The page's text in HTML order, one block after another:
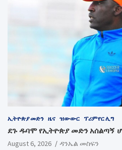
ኢትዮጵያ መድን ዜና ዝውውር ፕሪምየር ሊግ
ደጉ ዱባሞ የኢትዮጵያ መድን አሰልጣኝ
August 6, 2026 ዳንኤል መስፍን